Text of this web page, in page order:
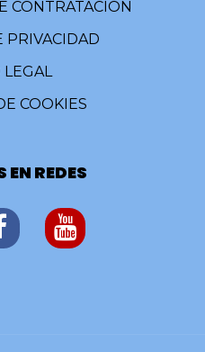
CONTRATACIÓN
PRIVACIDAD
COOKIES
EN REDES